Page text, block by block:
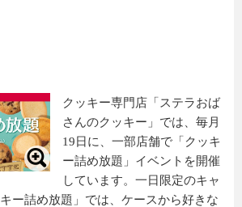
クッキー専門店「ステラおば
さんのクッキー」では、毎月
19日に、一部店舗で「クッキ
ー詰め放題」イベントを開催
しています。一日限定のキャ
ー詰め放題」では、ケースから好きな